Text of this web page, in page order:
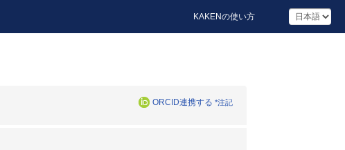
KAKENの使い方
ORCID連携する *注記